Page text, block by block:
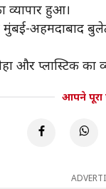
व्यापार हुआ।
अहमदाबाद
और प्लास्टिक का
आपने पूरा